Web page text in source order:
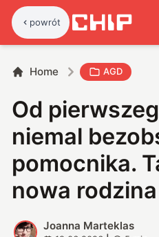
powrót
Home AGD
Od
niemal
pomocnika.
nowa
J
Joanna Marteklas